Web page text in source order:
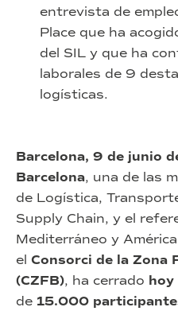
entrevista de
Place que ha
del SIL y que ha
laborales de 9
logísticas.
Barcelona, 9 de junio
Barcelona, una de las
de Logística,
Supply Chain, y el
Mediterráneo y
el Consorci de la Zona
(CZFB), ha cerrado hoy
de 15.000